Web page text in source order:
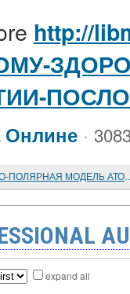
http://
Онлине ·
expand all